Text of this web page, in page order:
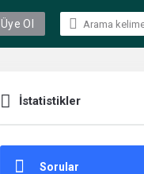
Üye Ol
İstatistikler
Sorular